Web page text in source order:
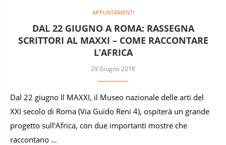
APPUNTAMENTI
DAL 22 GIUGNO A ROMA: RASSEGNA
SCRITTORI AL MAXXI – COME RACCONTARE
L’AFRICA
29 Giugno 2018
Dal 22 giugno Il MAXXI, il Museo nazionale delle arti del
XXI secolo di Roma (Via Guido Reni 4), ospiterà un grande
progetto sull’Africa, con due importanti mostre che
raccontano …